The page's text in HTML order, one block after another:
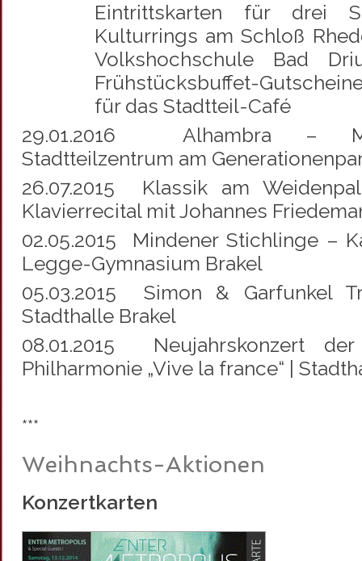
Eintrittskarten für drei
Kulturrings am Schloß
Volkshochschule Bad
Frühstücksbuffet-
für das Stadtteil-Café
29.01.2016 Alhambra –
Stadtteilzentrum am
26.07.2015 Klassik am
Klavierrecital mit Johannes
02.05.2015 Mindener Stichlinge –
Legge-Gymnasium Brakel
05.03.2015 Simon & Garfunkel
Stadthalle Brakel
08.01.2015 Neujahrskonzert der
Philharmonie „Vive la france“ |
***
Weihnachts-Aktionen
Konzertkarten